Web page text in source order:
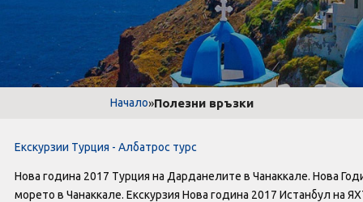
ТУРЦИЯ
LAST MINUTE оферти
Оферти За Нова Година
Начало»Полезни връзки
Екскурзии Турция - Албатрос турс
Нова година 2017 Турция на Дарданелите в Чанаккале. Нова
морето в Чанаккале. Екскурзия Нова година 2017 Истанбул на